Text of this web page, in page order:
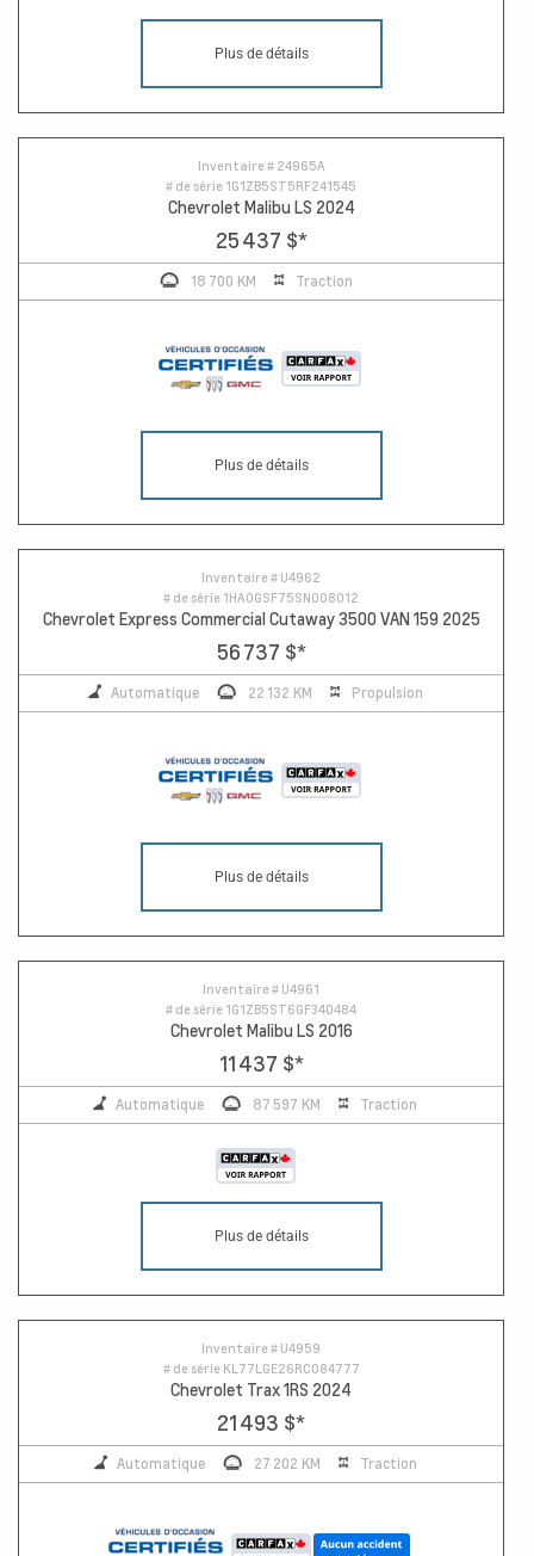
Plus de détails
Inventaire # 24965A
# de série 1G1ZB5ST5RF241545
Chevrolet Malibu LS 2024
25 437 $*
18 700 KM Traction
Plus de détails
Inventaire # U4962
# de série 1HA0GSF75SN008012
Chevrolet Express Commercial Cutaway 3500 VAN 159 2025
56 737 $*
Automatique 22 132 KM Propulsion
Plus de détails
Inventaire # U4961
# de série 1G1ZB5ST6GF340484
Chevrolet Malibu LS 2016
11 437 $*
Automatique 87 597 KM Traction
Plus de détails
Inventaire # U4959
# de série KL77LGE26RC084777
Chevrolet Trax 1RS 2024
21 493 $*
Automatique 27 202 KM Traction